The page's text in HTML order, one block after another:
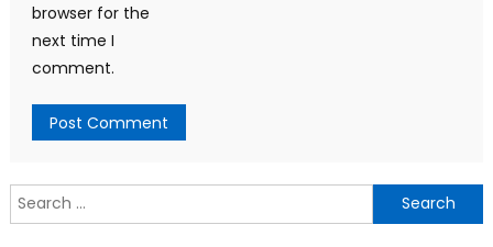
browser for the
next time I
comment.
Search
for: